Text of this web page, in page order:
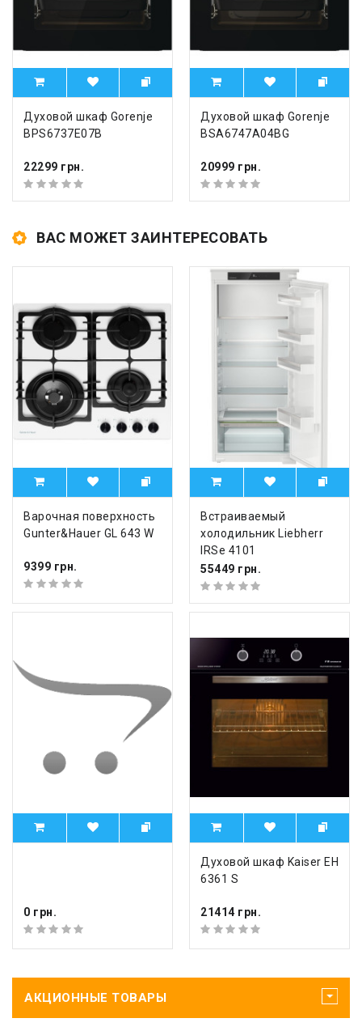
Духовой шкаф Gorenje
BPS6737E07B
22299 грн.
Духовой шкаф Gorenje
BSA6747A04BG
20999 грн.
ВАС МОЖЕТ ЗАИНТЕРЕСОВАТЬ
Варочная поверхность
Gunter&Hauer GL 643 W
9399 грн.
Встраиваемый
холодильник Liebherr
IRSe 4101
55449 грн.
0 грн.
Духовой шкаф Kaiser EH
6361 S
21414 грн.
АКЦИОННЫЕ ТОВАРЫ